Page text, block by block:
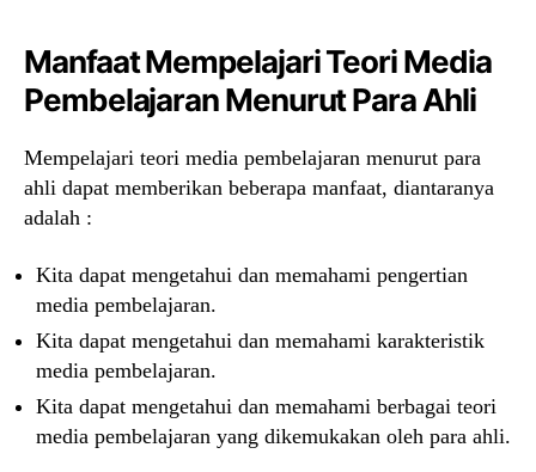
Manfaat Mempelajari Teori Media
Pembelajaran Menurut Para Ahli
Mempelajari teori media pembelajaran menurut para
ahli dapat memberikan beberapa manfaat, diantaranya
adalah :
Kita dapat mengetahui dan memahami pengertian
media pembelajaran.
Kita dapat mengetahui dan memahami karakteristik
media pembelajaran.
Kita dapat mengetahui dan memahami berbagai teori
media pembelajaran yang dikemukakan oleh para ahli.